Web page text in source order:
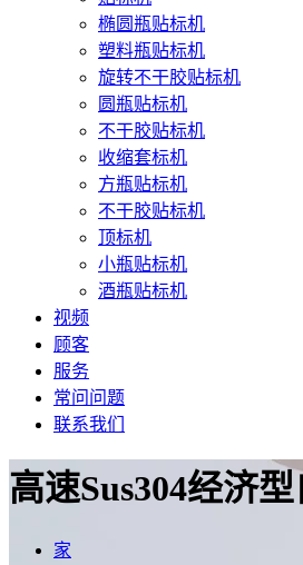
椭圆瓶贴标机
塑料瓶贴标机
旋转不干胶贴标机
圆瓶贴标机
不干胶贴标机
收缩套标机
方瓶贴标机
不干胶贴标机
顶标机
小瓶贴标机
酒瓶贴标机
视频
顾客
服务
常问问题
联系我们
高速Sus304经济
家